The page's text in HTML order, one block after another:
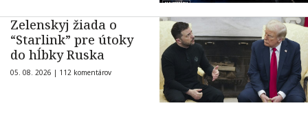
Zelenskyj žiada o
“Starlink” pre útoky
do hĺbky Ruska
05. 08. 2026 | 112 komentárov